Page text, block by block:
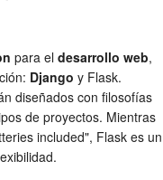
para el desarrollo web,
Django y Flask.
diseñados con filosofías
de proyectos. Mientras
included", Flask es un